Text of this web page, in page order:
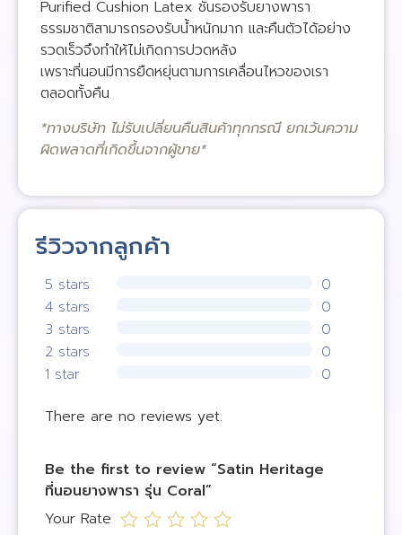
Purified Cushion Latex ชั้นรองรับยางพารา
ธรรมชาติสามารถรองรับน้ำหนักมาก และคืนตัวได้อย่าง
รวดเร็วจึงทำให้ไม่เกิดการปวดหลัง
เพราะที่นอนมีการยืดหยุ่นตามการเคลื่อนไหวของเรา
ตลอดทั้งคืน
*ทางบริษัท ไม่รับเปลี่ยนคืนสินค้าทุกกรณี ยกเว้นความ
ผิดพลาดที่เกิดขึ้นจากผู้ขาย*
รีวิวจากลูกค้า
5 stars
0
4 stars
0
3 stars
0
2 stars
0
1 star
0
There are no reviews yet.
Be the first to review “Satin Heritage
ที่นอนยางพารา รุ่น Coral”
Your Rate